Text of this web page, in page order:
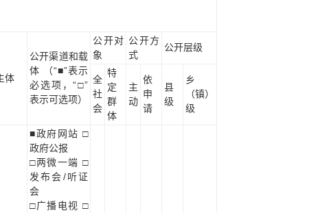
体
公开渠道和载
体 （“■”表示
必选项，“□”
表示可选项）
公开对
象
公开方
式
公开层级
全
社
会
特
定
群
体
主
动
依
申
请
县
级
乡
（镇）
级
■政府网站 □
政府公报
□两微一端 □
发布会/听证
会
□广播电视 □